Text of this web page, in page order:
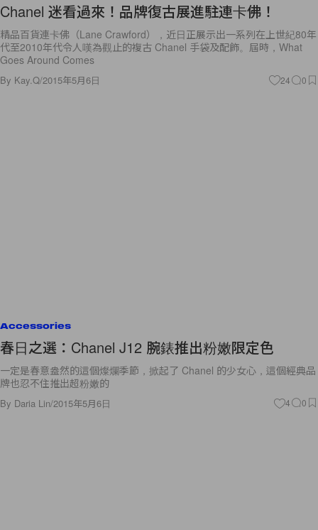
Chanel 迷看過來！品牌復古展進駐連卡佛！
精品百貨連卡佛（Lane Crawford），近日正展示出一系列在上世紀80年
代至2010年代令人嘆為觀止的複古 Chanel 手袋及配飾。屆時，What
Goes Around Comes
By Kay.Q/2015年5月6日 24 0
Accessories
春日之選：Chanel J12 腕錶推出粉嫩限定色
一定是春意盎然的這個燦爛季節，掀起了 Chanel 的少女心，這個經典品
牌也忍不住推出超粉嫩的
By Daria Lin/2015年5月6日 4 0